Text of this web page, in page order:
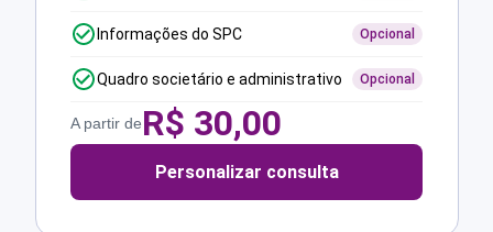
Informações do SPC Opcional
Quadro societário e administrativo Opcional
A partir deR$ 30,00
Personalizar consulta